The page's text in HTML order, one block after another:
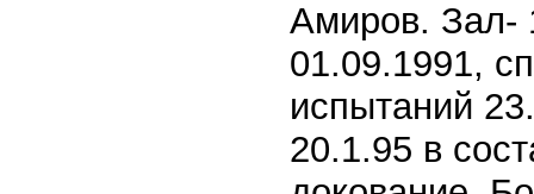
Амиров. Зал-
01.09.1991,
испытаний
20.1.95 в